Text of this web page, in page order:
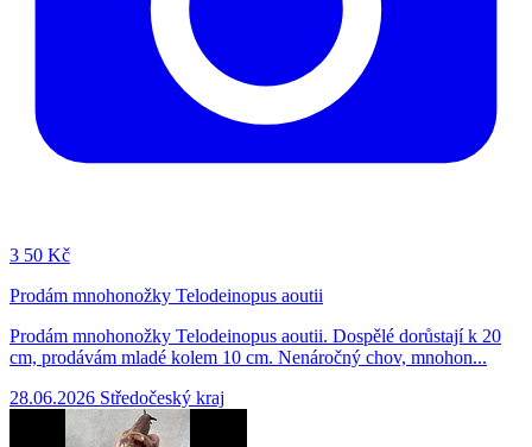
3 50 Kč
Prodám mnohonožky Telodeinopus aoutii
Prodám mnohonožky Telodeinopus aoutii. Dospělé dorůstají k 20
cm, prodávám mladé kolem 10 cm. Nenáročný chov, mnohon...
28.06.2026 Středočeský kraj